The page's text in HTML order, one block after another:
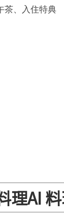
茶、入住特典
理AI